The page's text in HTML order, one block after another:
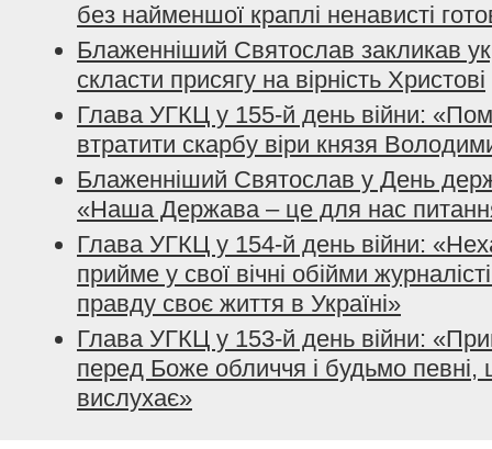
без найменшої краплі ненависті
Блаженніший Святослав закликав
скласти присягу на вірність Христові
Глава УГКЦ у 155-й день війни:
втратити скарбу віри князя
Блаженніший Святослав у День
«Наша Держава – це для нас
Глава УГКЦ у 154-й день війни:
прийме у свої вічні обійми
правду своє життя в Україні»
Глава УГКЦ у 153-й день війни:
перед Боже обличчя і будьмо певні,
вислухає»